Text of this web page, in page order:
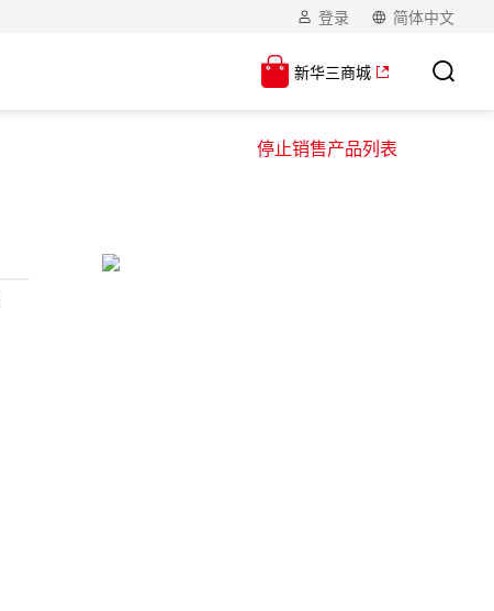
登录 简体中文
新华三商城
停止销售产品列表